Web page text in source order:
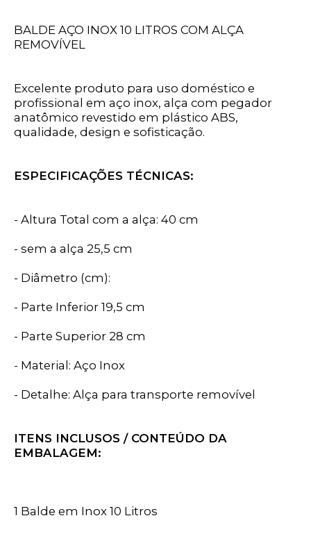
BALDE AÇO INOX 10 LITROS COM ALÇA
REMOVÍVEL
Excelente produto para uso doméstico e
profissional em aço inox, alça com pegador
anatômico revestido em plástico ABS,
qualidade, design e sofisticação.
ESPECIFICAÇÕES TÉCNICAS:
- Altura Total com a alça: 40 cm
- sem a alça 25,5 cm
- Diâmetro (cm):
- Parte Inferior 19,5 cm
- Parte Superior 28 cm
- Material: Aço Inox
- Detalhe: Alça para transporte removível
ITENS INCLUSOS / CONTEÚDO DA
EMBALAGEM:
1 Balde em Inox 10 Litros